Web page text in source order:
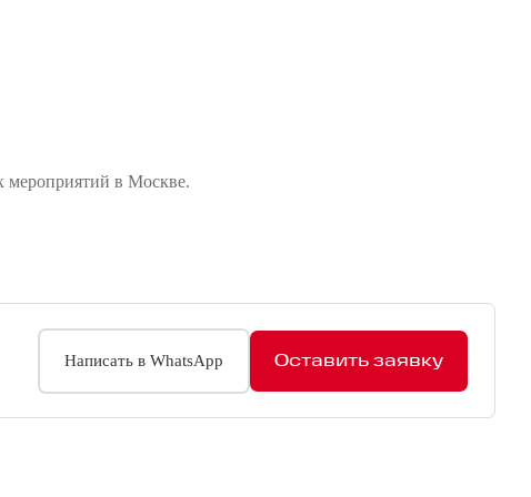
мероприятий в Москве.
Съемка артистов в
Написать в WhatsApp Оставить заявку